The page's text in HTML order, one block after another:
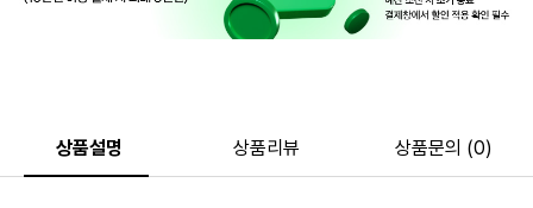
상품설명 상품리뷰 상품문의 (0)